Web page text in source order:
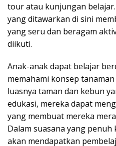
tour atau kunjungan
yang ditawarkan di sini
yang seru dan beragam
diikuti.
Anak-anak dapat belajar
memahami konsep
luasnya taman dan kebun
edukasi, mereka dapat
yang membuat mereka
Dalam suasana yang
akan mendapatkan